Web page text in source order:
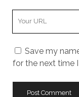
Save my
for the next time